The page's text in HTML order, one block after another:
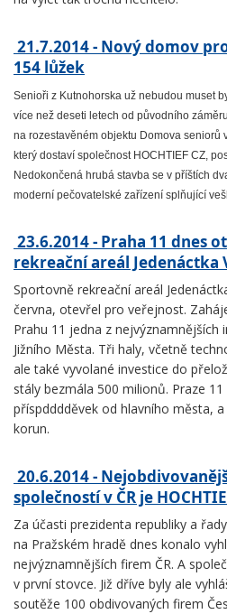
21.7.2014 - Nový domov
154 lůžek
Senioři z Kutnohorska už nebudou muset
více než deseti letech od původního
na rozestavěném objektu Domova seniorů
který dostaví společnost HOCHTIEF CZ,
Nedokončená hrubá stavba se v příštích
moderní pečovatelské zařízení splňující
23.6.2014 - Praha 11 dnes
rekreační areál Jedenáctka
Sportovně rekreační areál
června, otevřel pro veřejnost.
Prahu 11 jedna z nejvýznamnějších
Jižního Města. Tři haly, včetně
ale také vyvolané investice do
stály bezmála 500 milionů. Praze
příspdddděvek od hlavního města,
korun.
20.6.2014 -
společností v ČR je
Za účasti prezidenta republiky a
na Pražském hradě dnes konalo
nejvýznamnějších firem ČR. A
v první stovce. Již dříve byly ale
soutěže 100 obdivovaných firem